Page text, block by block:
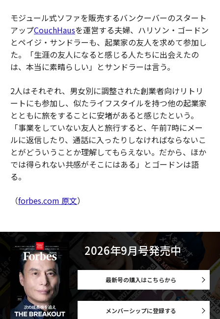
モジュール式ソファを販売するバンクーバーのスタート
アップCouchHausを運営する夫婦、ハリソン・ゴードン
とペイジ・サンドラーも、起業家の友人を求めて参加し
た。「生涯の友人になると感じる人たちに出会えたの
は、本当に素晴らしい」とサンドラーは言う。
2人はそれぞれ、男女別に調整された創業者向けリトリ
ートにも参加し、似たライフスタイルを持つ他の起業家
とともに旅をすることに安堵があると感じたという。
「事業をしていない友人と旅行すると、午前7時にメー
ルに返信したり、通話に入ったりしなければならないこ
とがどういうことか理解してもらえない。だから、ほか
では得られない共感がそこにはある」とゴードンは語
る。
（forbes.com 原文）
2026年9月号発売中
最新号の購入はこちらから
メンバーシップに登録する